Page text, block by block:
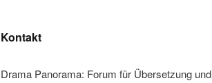
Kontakt
Drama Panorama: Forum für Übersetzung und